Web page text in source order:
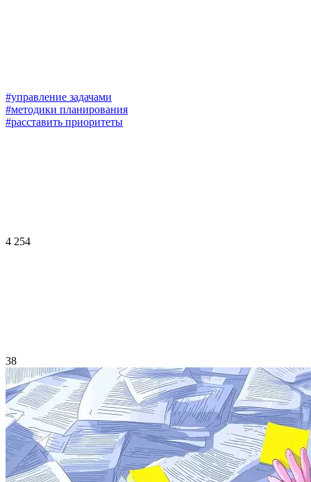
#управление задачами
#методики планирования
#расставить приоритеты
4 254
38